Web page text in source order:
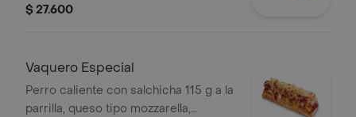
callejera, piña, salsa blanca y salsa de
$ 27.600
Vaquero Especial
Perro caliente con salchicha 115 g a la
parrilla, queso tipo mozzarella,